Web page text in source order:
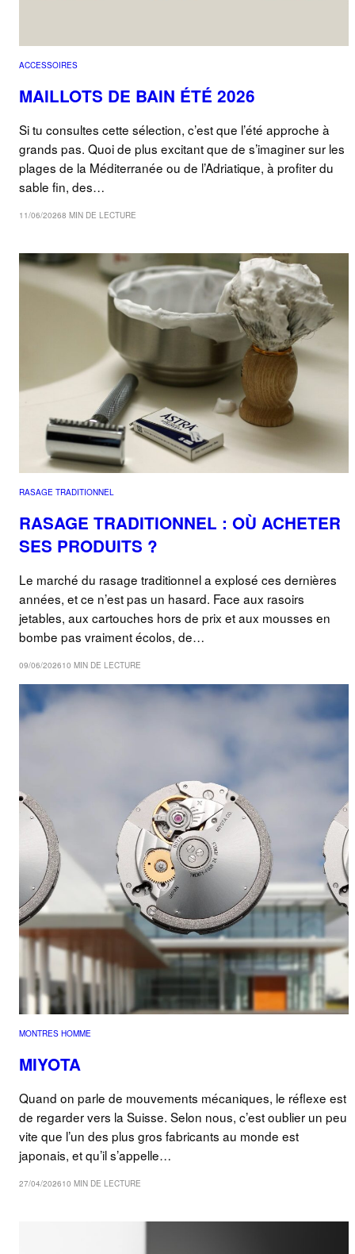
ACCESSOIRES
MAILLOTS DE BAIN ÉTÉ 2026
Si tu consultes cette sélection, c’est que l’été approche à
grands pas. Quoi de plus excitant que de s’imaginer sur les
plages de la Méditerranée ou de l’Adriatique, à profiter du
sable fin, des…
11/06/20268 MIN DE LECTURE
RASAGE TRADITIONNEL
RASAGE TRADITIONNEL : OÙ ACHETER
SES PRODUITS ?
Le marché du rasage traditionnel a explosé ces dernières
années, et ce n’est pas un hasard. Face aux rasoirs
jetables, aux cartouches hors de prix et aux mousses en
bombe pas vraiment écolos, de…
09/06/202610 MIN DE LECTURE
MONTRES HOMME
MIYOTA
Quand on parle de mouvements mécaniques, le réflexe est
de regarder vers la Suisse. Selon nous, c’est oublier un peu
vite que l’un des plus gros fabricants au monde est
japonais, et qu’il s’appelle…
27/04/202610 MIN DE LECTURE